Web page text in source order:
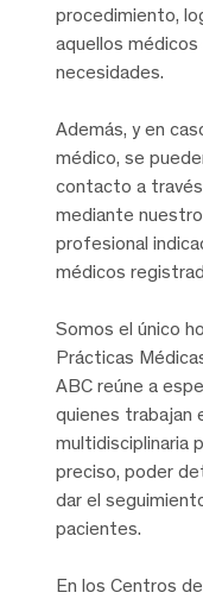
procedimiento,
aquellos
necesidades.
Además, y en
médico, se
contacto a
mediante
profesional
médicos
Somos el único
Prácticas
ABC reúne a
quienes trabajan
multidisciplinaria
preciso, poder
dar el
pacientes.
En los Centros